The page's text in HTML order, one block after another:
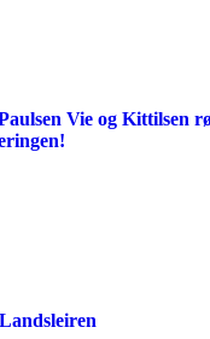
Vie og Kittilsen